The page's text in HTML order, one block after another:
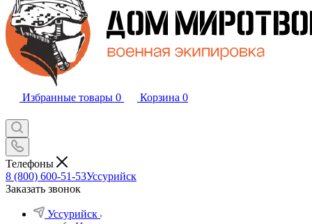
Избранные товары 0 Корзина 0
Телефоны
8 (800) 600-51-53Уссурийск
Заказать звонок
Уссурийск